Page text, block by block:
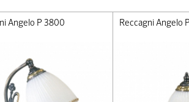
Производитель, фабрика:
Свернуть
Angelo P 3800 Reccagni Angelo